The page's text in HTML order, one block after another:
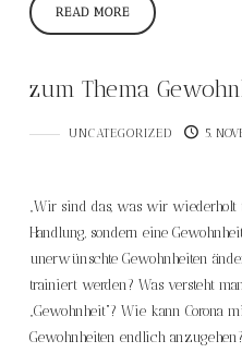
READ MORE
zum Thema
UNCATEGORIZED 5.
„Wir sind das, was wir
Handlung, sondern eine
unerwünschte Gewohnheiten
trainiert werden? Was versteht
„Gewohnheit“? Wie kann Corona
Gewohnheiten endlich